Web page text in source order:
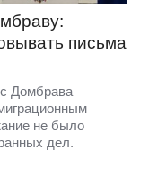
письма
Домбрава
не было
дел.